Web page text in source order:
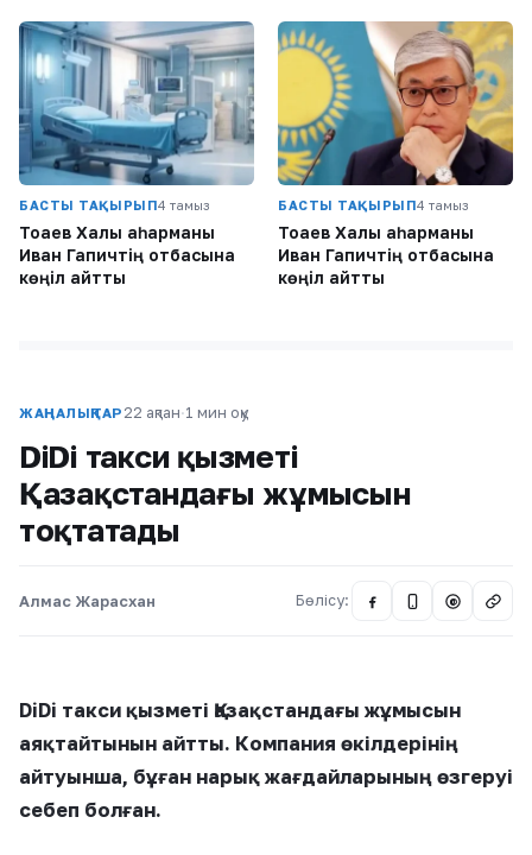
БАСТЫ ТАҚЫРЫП4 тамыз
Тоқаев Халық қаһарманы
Иван Гапичтің отбасына
көңіл айтты
БАСТЫ ТАҚЫРЫП4 тамыз
Тоқаев Халық қаһарманы
Иван Гапичтің отбасына
көңіл айтты
ЖАҢАЛЫҚТАР 22 ақпан·1 мин оқу
DiDi такси қызметі
Қазақстандағы жұмысын
тоқтатады
Алмас Жарасхан Бөлісу: @
DiDi такси қызметі Қазақстандағы жұмысын
аяқтайтынын айтты. Компания өкілдерінің
айтуынша, бұған нарық жағдайларының өзгеруі
себеп болған.